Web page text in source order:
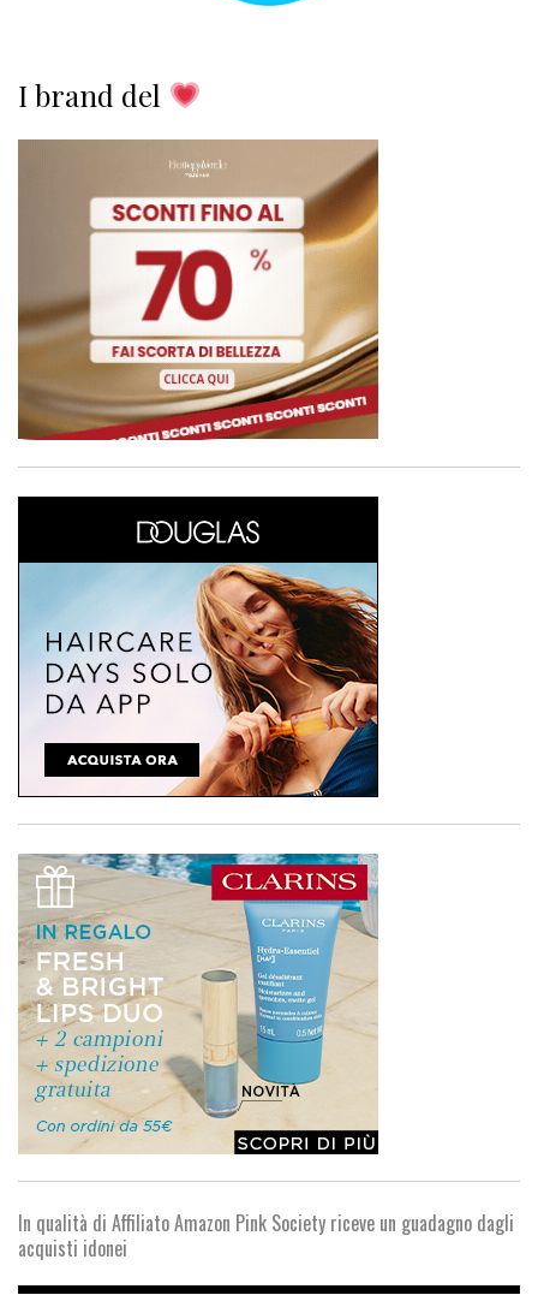
I brand del
In qualità di Affiliato Amazon Pink Society riceve un guadagno dagli
acquisti idonei